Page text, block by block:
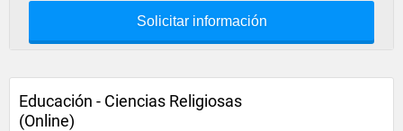
Solicitar información
Educación - Ciencias Religiosas
(Online)